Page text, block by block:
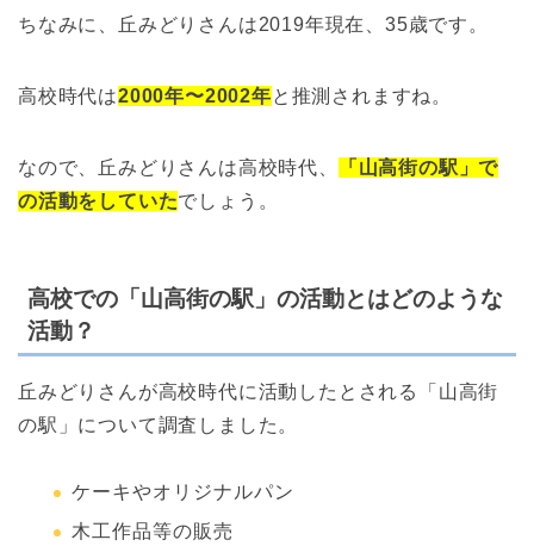
ちなみに、丘みどりさんは2019年現在、35歳です。
高校時代は2000年〜2002年と推測されますね。
なので、丘みどりさんは高校時代、 「 山高街の駅」で
の活動をしていたでしょう。
高校での「山高街の駅」の活動とはどのような
活動？
丘みどりさんが高校時代に活動したとされる「山高街
の駅」について調査しました。
ケーキやオリジナルパン
木工作品等の販売